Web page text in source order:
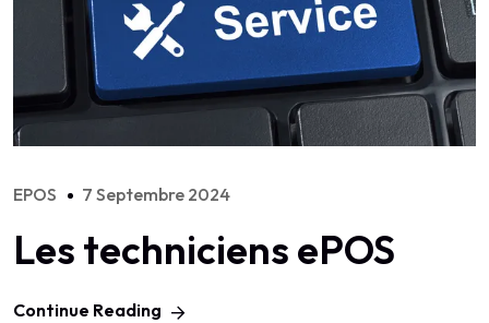
EPOS 7 Septembre 2024
Les techniciens ePOS
Continue Reading